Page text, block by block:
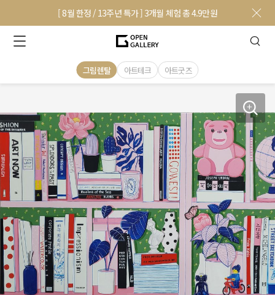
[ 8월 한정 / 13주년 특가 ] 3개월 체험 총 4.9만원
그림렌탈 아트테크 아트굿즈